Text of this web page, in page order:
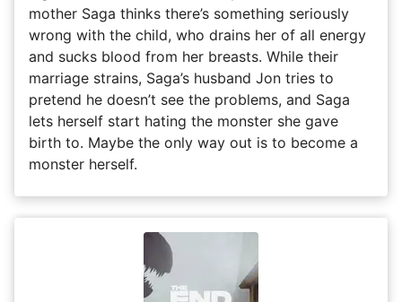
mother Saga thinks there’s something seriously
wrong with the child, who drains her of all energy
and sucks blood from her breasts. While their
marriage strains, Saga’s husband Jon tries to
pretend he doesn’t see the problems, and Saga
lets herself start hating the monster she gave
birth to. Maybe the only way out is to become a
monster herself.